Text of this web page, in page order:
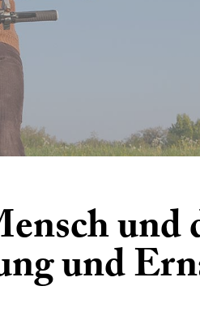
und
und